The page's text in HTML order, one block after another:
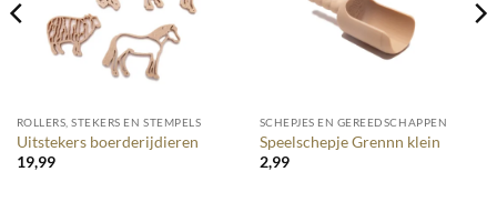
ROLLERS, STEKERS EN STEMPELS
Uitstekers boerderijdieren
19,99
SCHEPJES EN GEREEDSCHAPPEN
Speelschepje Grennn klein
2,99